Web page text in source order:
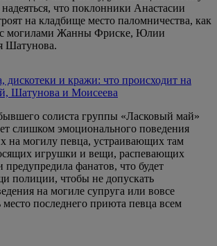
что поклонники Анастасии
на кладбище место паломничества, как
с могилами Жанны Фриске, Юлии
Шатунова.
дискотеки и кражи: что происходит на
Шатунова и Моисеева
солиста группы «Ласковый май»
слишком эмоционального поведения
на могилу певца, устраивающих там
игрушки и вещи, распевающих
фанатов, что будет
полиции, чтобы не допускать
на могиле супруга или вовсе
место последнего приюта певца всем